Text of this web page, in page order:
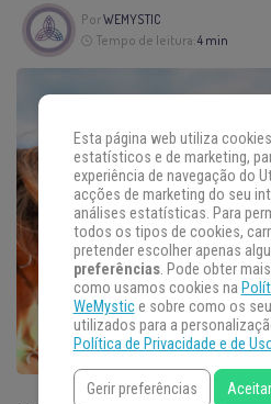
PorWEMYSTIC
Tempo de leitura:4 min
Esta página web utiliza
estatísticos e de marketing,
experiência de navegação do
acções de marketing do seu
análises estatísticas. Para
todos os tipos de cookies,
pretender escolher apenas
preferências. Pode obter
como usamos cookies na
WeMystice sobre como os
utilizados para a
Política de Privacidade e de
Gerir preferências Aceitar